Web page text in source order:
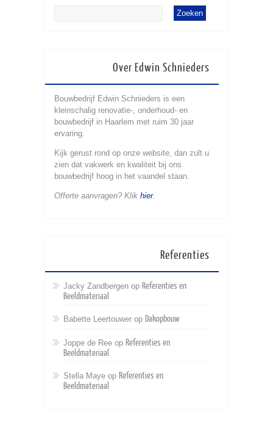
Over Edwin Schnieders
Bouwbedrijf Edwin Schnieders is een
kleinschalig renovatie-, onderhoud- en
bouwbedrijf in Haarlem met ruim 30 jaar
ervaring.
Kijk gerust rond op onze website, dan zult u
zien dat vakwerk en kwaliteit bij ons
bouwbedrijf hoog in het vaandel staan.
Offerte aanvragen? Klik hier.
Referenties
Jacky Zandbergen op Referenties en
Beeldmateriaal
Babette Leertouwer op Dakopbouw
Joppe de Ree op Referenties en
Beeldmateriaal
Stella Maye op Referenties en
Beeldmateriaal